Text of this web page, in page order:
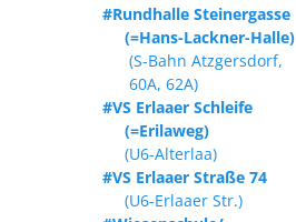
#Rundhalle Steinergasse
(=Hans-Lackner-Halle)
(S-Bahn Atzgersdorf,
60A, 62A)
#VS Erlaaer Schleife
(=Erilaweg)
(U6-Alterlaa)
#VS Erlaaer Straße 74
(U6-Erlaaer Str.)